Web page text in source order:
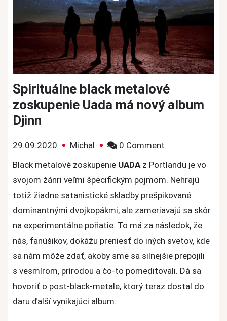
Spirituálne black metalové
zoskupenie Uada má nový album
Djinn
29.09.2020 Michal 0 Comment
metalové
zoskupenie
Uada
má
nový
album
Djinn
Black metalové zoskupenie UADAz Portlandu je vo
svojom žánri veľmi špecifickým pojmom. Nehrajú
totiž žiadne satanistické skladby prešpikované
dominantnými dvojkopákmi, ale zameriavajú sa skôr
na experimentálne poňatie. To má za následok, že
nás, fanúšikov, dokážu preniesť do iných svetov, kde
sa nám môže zdať, akoby sme sa silnejšie prepojili
s vesmírom, prírodou a čo-to pomeditovali. Dá sa
hovoriť o post-black-metale, ktorý teraz dostal do
daru ďalší vynikajúci album.